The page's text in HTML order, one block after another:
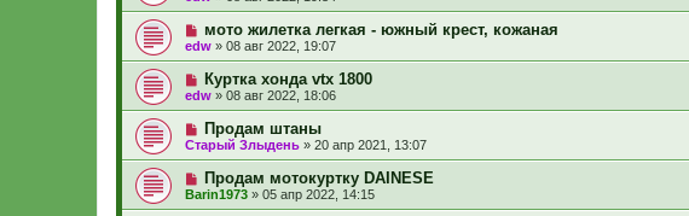
мото жилетка легкая - южный крест, кожаная
edw » 08 авг 2022, 19:07
Куртка хонда vtx 1800
edw » 08 авг 2022, 18:06
Продам штаны
Старый Злыдень » 20 апр 2021, 13:07
Продам мотокуртку DAINESE
Barin1973 » 05 апр 2022, 14:15